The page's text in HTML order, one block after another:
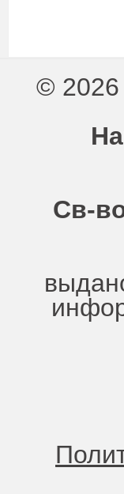
© 2026
Св-